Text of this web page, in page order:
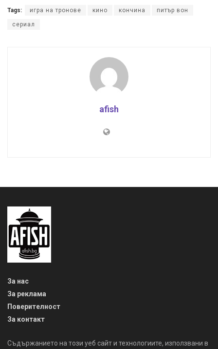
Tags: игра на тронове кино кончина питър вон
сериал
afish
За нас
За реклама
Поверителност
За контакт
Съдържанието на този уеб сайт и технологиите, използвани в